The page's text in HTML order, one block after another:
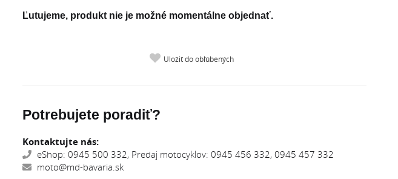
Ľutujeme, produkt nie je možné momentálne objednať.
Uložiť do obľúbených
Potrebujete poradiť?
Kontaktujte nás:
eShop: 0945 500 332, Predaj motocyklov: 0945 456 332, 0945 457 332
moto@md-bavaria.sk